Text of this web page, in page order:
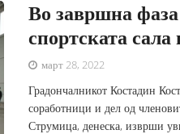
Во завршна фаза
спортската
март 28, 2022
Градончалникот Костадин
соработници и дел од
Струмица, денеска, изврши